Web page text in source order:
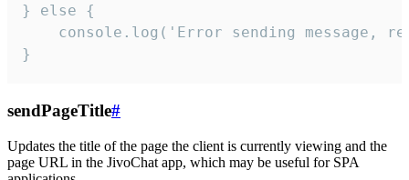
} else {
console.log('Error sending message,
}
sendPageTitle#
Updates the title of the page the client is currently viewing and the
page URL in the JivoChat app, which may be useful for SPA